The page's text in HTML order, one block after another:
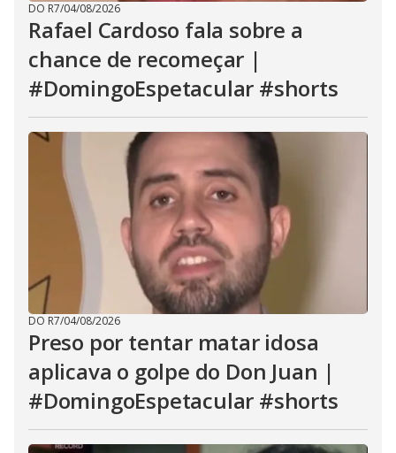
DO R7/04/08/2026
Rafael Cardoso fala sobre a
chance de recomeçar |
#DomingoEspetacular #shorts
DO R7/04/08/2026
Preso por tentar matar idosa
aplicava o golpe do Don Juan |
#DomingoEspetacular #shorts